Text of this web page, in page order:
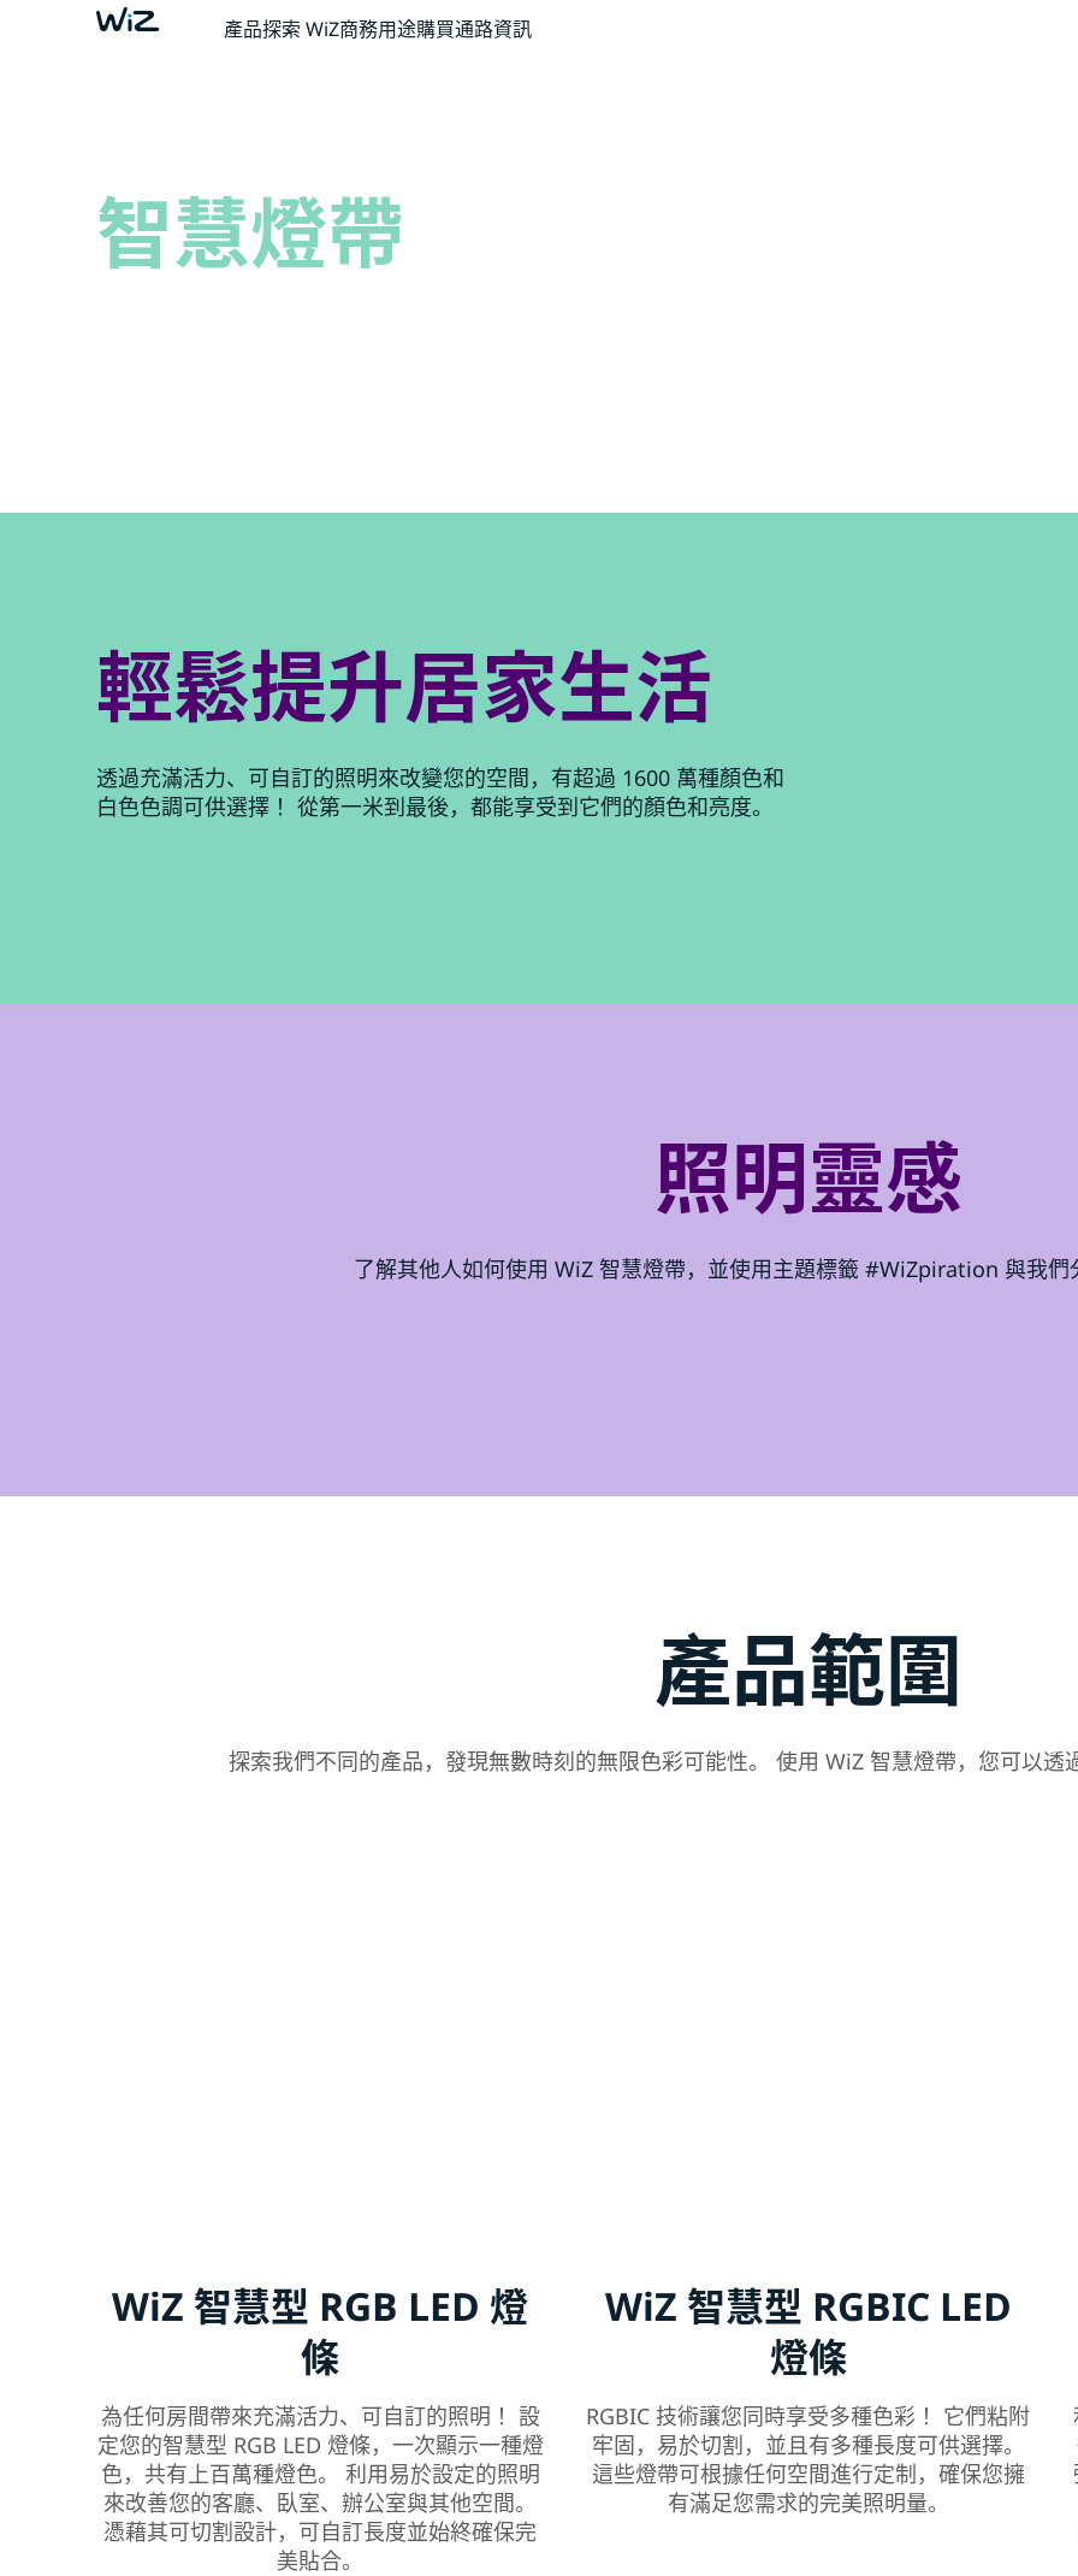
產品探索 WiZ商務用途購買通路資訊
智慧燈帶
輕鬆提升居家生活
透過充滿活力、可自訂的照明來改變您的空間，有超過 1600 萬種顏色和
白色色調可供選擇！ 從第一米到最後，都能享受到它們的顏色和亮度。
照明靈感
了解其他人如何使用 WiZ 智慧燈帶，並使用主題標籤 #WiZpiration 與我們
產品範圍
探索我們不同的產品，發現無數時刻的無限色彩可能性。 使用 WiZ 智慧燈帶，您可以透
WiZ 智慧型 RGB LED 燈
條
為任何房間帶來充滿活力、可自訂的照明！ 設
定您的智慧型 RGB LED 燈條，一次顯示一種燈
色，共有上百萬種燈色。 利用易於設定的照明
來改善您的客廳、臥室、辦公室與其他空間。
憑藉其可切割設計，可自訂長度並始終確保完
美貼合。
WiZ 智慧型 RGBIC LED
燈條
RGBIC 技術讓您同時享受多種色彩！ 它們粘附
牢固，易於切割，並且有多種長度可供選擇。
這些燈帶可根據任何空間進行定制，確保您擁
有滿足您需求的完美照明量。